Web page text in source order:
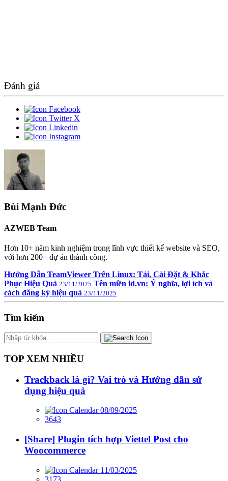
Đánh giá
Bùi Mạnh Đức
AZWEB Team
Hơn 10+ năm kinh nghiệm trong lĩnh vực thiết kế website và SEO,
với hơn 200+ dự án thành công.
Hướng Dẫn TeamViewer Trên Linux: Tải, Cài Đặt & Khắc
Phục Hiệu Quả 23/11/2025 Tên miền id.vn: Ý nghĩa, lợi ích và
cách đăng ký hiệu quả 23/11/2025
Tìm kiếm
TOP XEM NHIỀU
Trackback là gì? Vai trò và Hướng dẫn sử
dụng hiệu quả
08/09/2025
3643
[Share] Plugin tích hợp Viettel Post cho
Woocommerce
11/03/2025
3173